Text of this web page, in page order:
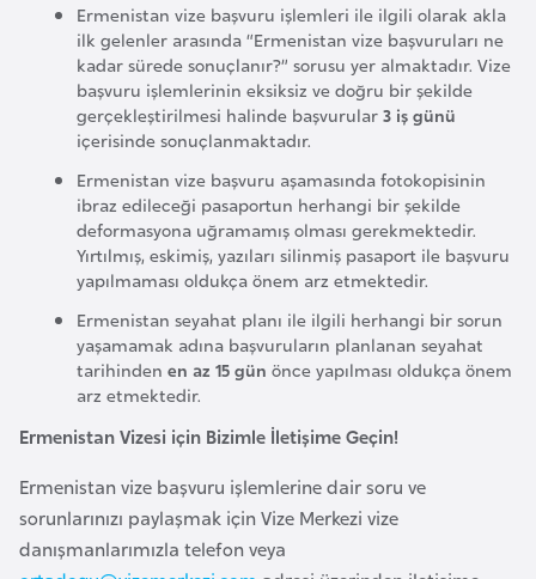
Ermenistan vize başvuru işlemleri ile ilgili olarak akla
ilk gelenler arasında “Ermenistan vize başvuruları ne
kadar sürede sonuçlanır?” sorusu yer almaktadır. Vize
başvuru işlemlerinin eksiksiz ve doğru bir şekilde
gerçekleştirilmesi halinde başvurular3 iş günü
içerisinde sonuçlanmaktadır.
Ermenistan vize başvuru aşamasında fotokopisinin
ibraz edileceği pasaportun herhangi bir şekilde
deformasyona uğramamış olması gerekmektedir.
Yırtılmış, eskimiş, yazıları silinmiş pasaport ile başvuru
yapılmaması oldukça önem arz etmektedir.
Ermenistan seyahat planı ile ilgili herhangi bir sorun
yaşamamak adına başvuruların planlanan seyahat
tarihinden en az 15 gün önce yapılması oldukça önem
arz etmektedir.
Ermenistan Vizesi için Bizimle İletişime Geçin!
Ermenistan vize başvuru işlemlerine dair soru ve
sorunlarınızı paylaşmak için Vize Merkezi vize
danışmanlarımızla telefon veya
e
m
o
k